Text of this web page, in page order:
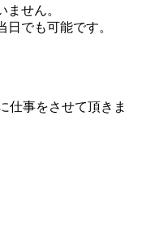
ません。
日でも可能です。
仕事をさせて頂きま